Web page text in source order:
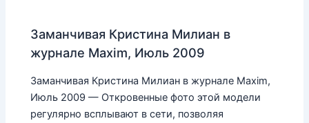
Заманчивая Кристина Милиан в
журнале Maxim, Июль 2009
Заманчивая Кристина Милиан в журнале Maxim,
Июль 2009 — Откровенные фото этой модели
регулярно всплывают в сети, позволяя